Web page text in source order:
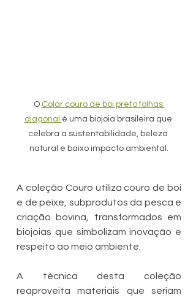
O Colar couro de boi preto folhas
diagonal é uma biojoia brasileira que
celebra a sustentabilidade, beleza
natural e baixo impacto ambiental.
A coleção Couro utiliza couro de boi
e de peixe, subprodutos da pesca e
criação bovina, transformados em
biojoias que simbolizam inovação e
respeito ao meio ambiente.
A técnica desta coleção
reaproveita materiais que seriam